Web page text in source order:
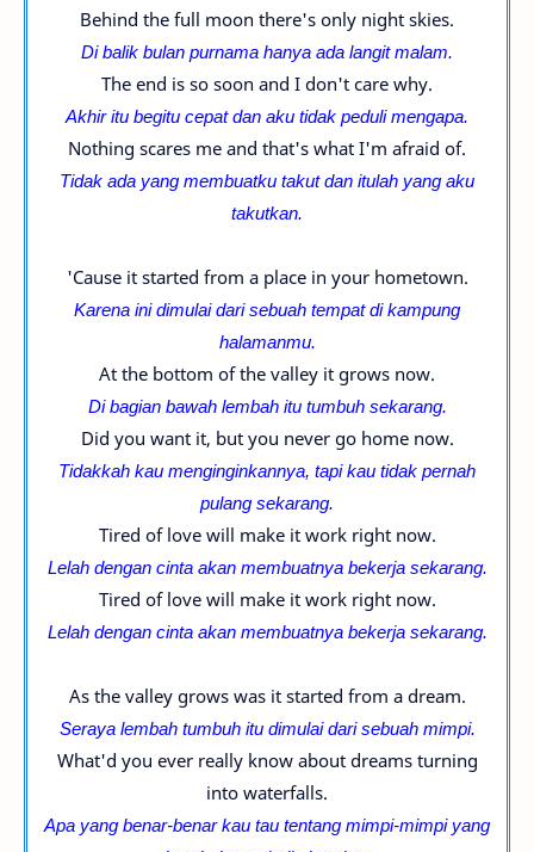
Behind the full moon there's only night skies.
Di balik bulan purnama hanya ada langit malam.
The end is so soon and I don't care why.
Akhir itu begitu cepat dan aku tidak peduli mengapa.
Nothing scares me and that's what I'm afraid of.
Tidak ada yang membuatku takut dan itulah yang aku
takutkan.
'Cause it started from a place in your hometown.
Karena ini dimulai dari sebuah tempat di kampung
halamanmu.
At the bottom of the valley it grows now.
Di bagian bawah lembah itu tumbuh sekarang.
Did you want it, but you never go home now.
Tidakkah kau menginginkannya, tapi kau tidak pernah
pulang sekarang.
Tired of love will make it work right now.
Lelah dengan cinta akan membuatnya bekerja sekarang.
Tired of love will make it work right now.
Lelah dengan cinta akan membuatnya bekerja sekarang.
As the valley grows was it started from a dream.
Seraya lembah tumbuh itu dimulai dari sebuah mimpi.
What'd you ever really know about dreams turning
into waterfalls.
Apa yang benar-benar kau tau tentang mimpi-mimpi yang